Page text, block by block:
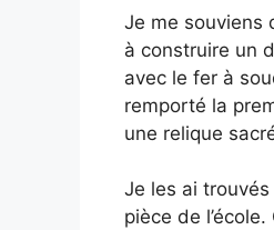
Je me souviens
à construire un
avec le fer à
remporté la
une relique
Je les ai
pièce de